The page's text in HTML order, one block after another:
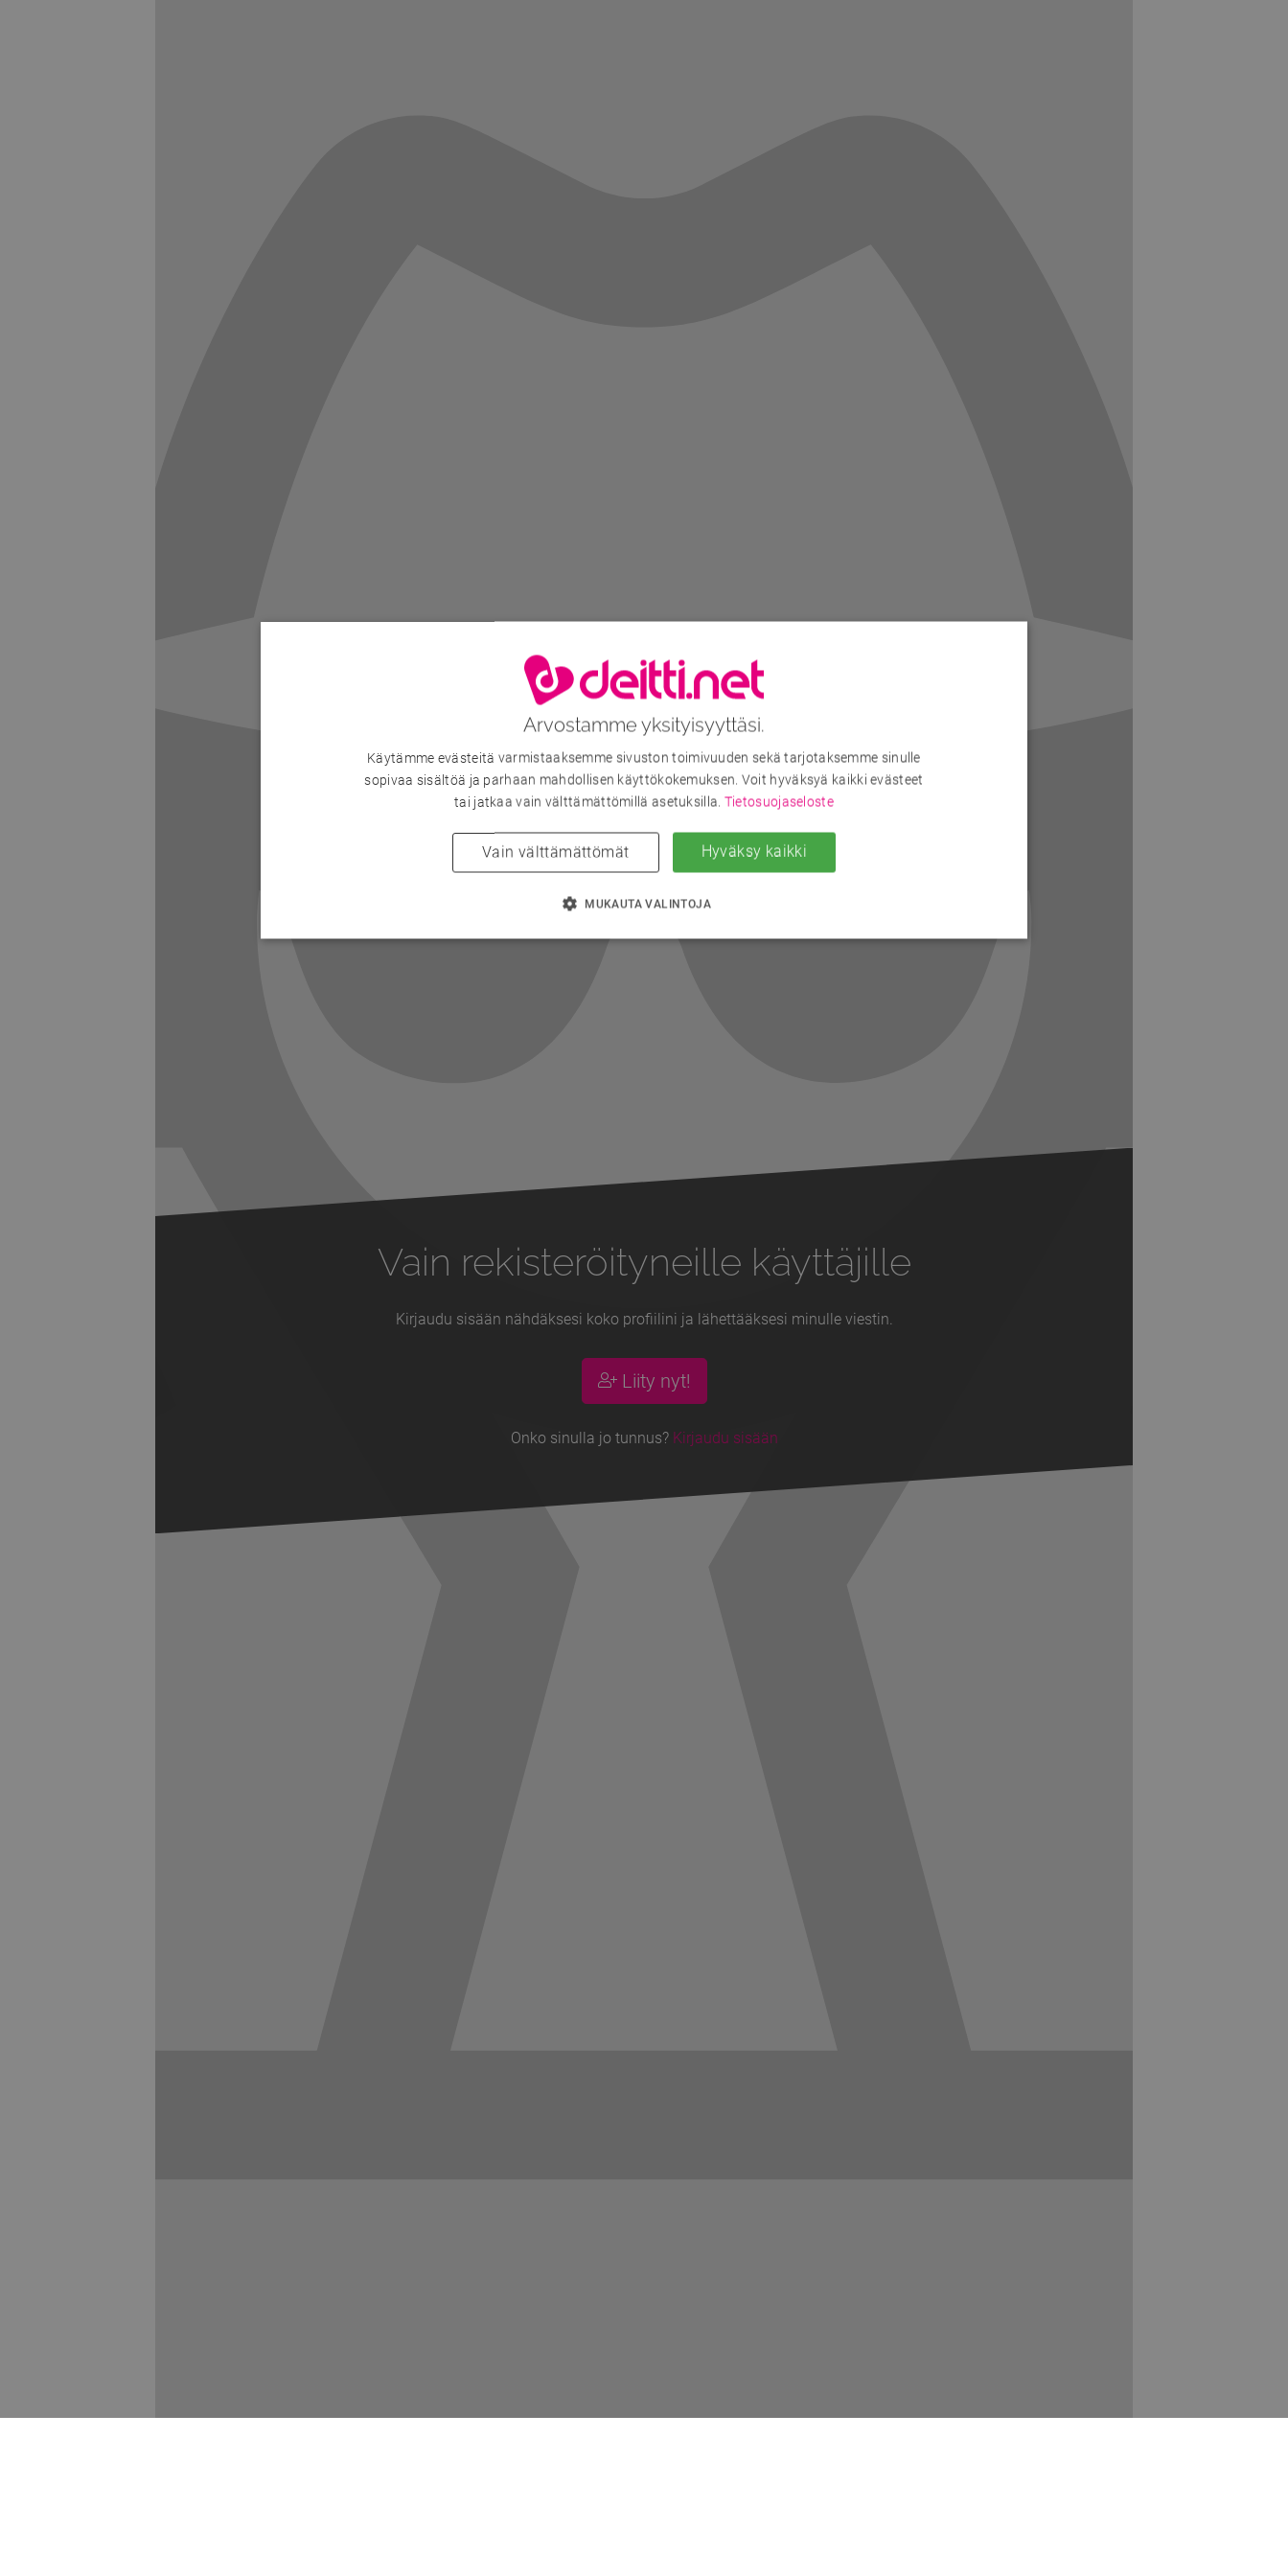
Vain rekisteröityneille käyttäjille
Kirjaudu sisään nähdäksesi koko profiilini ja lähettääksesi minulle viestin.
Liity nyt!
Onko sinulla jo tunnus? Kirjaudu sisään
Next
Arvostamme yksityisyyttäsi.
Käytämme evästeitä varmistaaksemme sivuston toimivuuden sekä tarjotaksemme sinulle
sopivaa sisältöä ja parhaan mahdollisen käyttökokemuksen. Voit hyväksyä kaikki evästeet
tai jatkaa vain välttämättömillä asetuksilla. Tietosuojaseloste
Hyväksy kaikki
Vain välttämättömät
MUKAUTA VALINTOJA